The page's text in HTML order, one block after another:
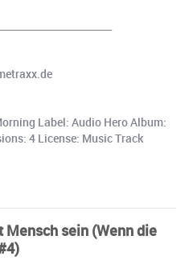
Label: Audio Hero Album:
4 License: Music Track
Mensch sein (Wenn die